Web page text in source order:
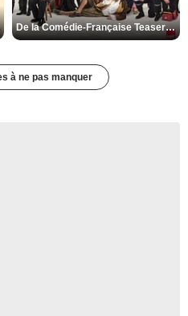
De la Comédie-Française Teaser VF
à ne pas manquer